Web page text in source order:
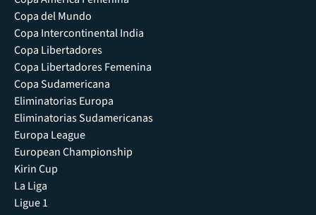
Copa del Mundo
Copa Intercontinental India
Copa Libertadores
Copa Libertadores Femenina
Copa Sudamericana
Eliminatorias Europa
Eliminatorias Sudamericanas
Europa League
European Championship
Kirin Cup
La Liga
Ligue 1